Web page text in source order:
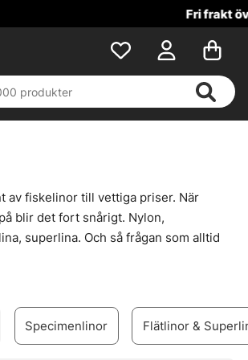
av fiskelinor till vettiga priser. När
blir det fort snårigt. Nylon,
superlina. Och så frågan som alltid
att välja tunnare eller grövre
olika fisken, olika vatten och olika sätt att
Specimenlinor Flätlinor &